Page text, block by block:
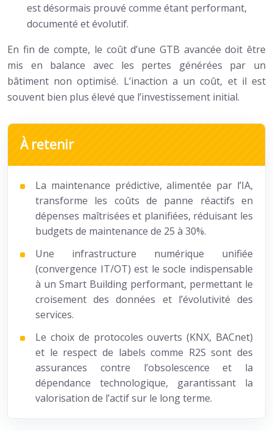
est désormais prouvé comme étant performant,
documenté et évolutif.
En fin de compte, le coût d’une GTB avancée doit être
mis en balance avec les pertes générées par un
bâtiment non optimisé. L’inaction a un coût, et il est
souvent bien plus élevé que l’investissement initial.
À retenir
La maintenance prédictive, alimentée par l’IA,
transforme les coûts de panne réactifs en
dépenses maîtrisées et planifiées, réduisant les
budgets de maintenance de 25 à 30%.
Une infrastructure numérique unifiée
(convergence IT/OT) est le socle indispensable
à un Smart Building performant, permettant le
croisement des données et l’évolutivité des
services.
Le choix de protocoles ouverts (KNX, BACnet)
et le respect de labels comme R2S sont des
assurances contre l’obsolescence et la
dépendance technologique, garantissant la
valorisation de l’actif sur le long terme.